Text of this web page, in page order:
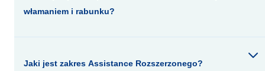
włamaniem i rabunku?
Jaki jest zakres Assistance Rozszerzonego?